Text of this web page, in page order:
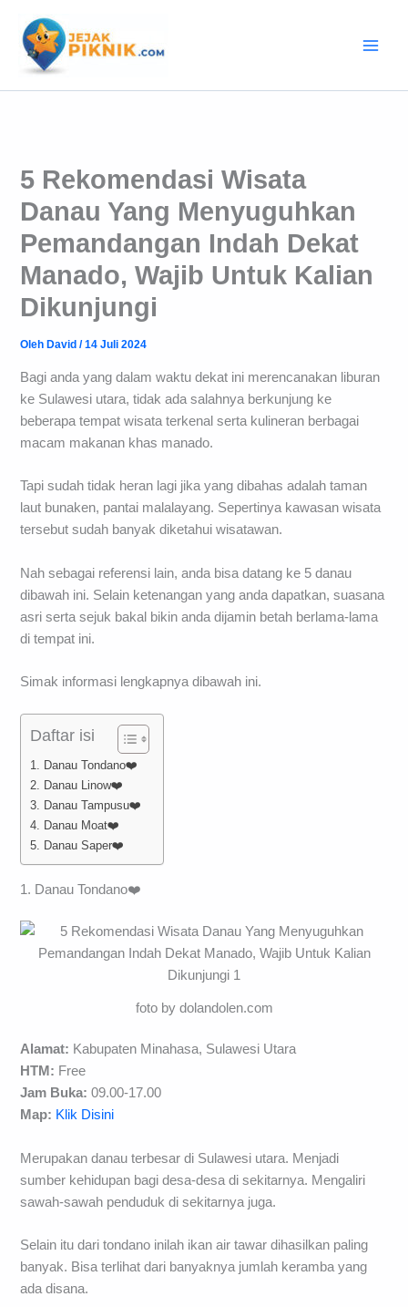
konten
5 Rekomendasi Wisata
Danau Yang Menyuguhkan
Pemandangan Indah Dekat
Manado, Wajib Untuk Kalian
Dikunjungi
Oleh David/14 Juli 2024
Bagi anda yang dalam waktu dekat ini merencanakan liburan
ke Sulawesi utara, tidak ada salahnya berkunjung ke
beberapa tempat wisata terkenal serta kulineran berbagai
macam makanan khas manado.
Tapi sudah tidak heran lagi jika yang dibahas adalah taman
laut bunaken, pantai malalayang. Sepertinya kawasan wisata
tersebut sudah banyak diketahui wisatawan.
Nah sebagai referensi lain, anda bisa datang ke 5 danau
dibawah ini. Selain ketenangan yang anda dapatkan, suasana
asri serta sejuk bakal bikin anda dijamin betah berlama-lama
di tempat ini.
Simak informasi lengkapnya dibawah ini.
Daftar isi
1. Danau Tondano❤️
2. Danau Linow❤️
3. Danau Tampusu❤️
4. Danau Moat❤️
5. Danau Saper❤️
1. Danau Tondano❤️
foto by dolandolen.com
Alamat: Kabupaten Minahasa, Sulawesi Utara
HTM: Free
Jam Buka: 09.00-17.00
Map: Klik Disini
Merupakan danau terbesar di Sulawesi utara. Menjadi
sumber kehidupan bagi desa-desa di sekitarnya. Mengaliri
sawah-sawah penduduk di sekitarnya juga.
Selain itu dari tondano inilah ikan air tawar dihasilkan paling
banyak. Bisa terlihat dari banyaknya jumlah keramba yang
ada disana.